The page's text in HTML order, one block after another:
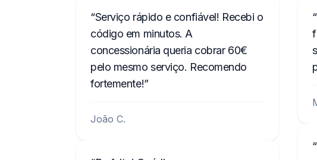
Serviço rápido e confiável! Recebi o
código em minutos. A
concessionária queria cobrar 60€
pelo mesmo serviço. Recomendo
fortemente!
João C.